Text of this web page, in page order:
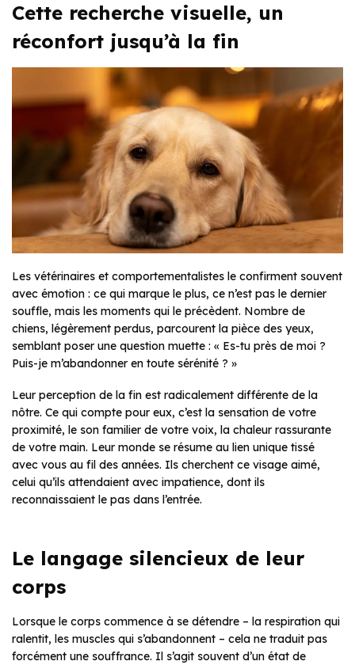
Cette recherche visuelle, un
réconfort jusqu’à la fin
Les vétérinaires et comportementalistes le confirment souvent
avec émotion : ce qui marque le plus, ce n’est pas le dernier
souffle, mais les moments qui le précèdent. Nombre de
chiens, légèrement perdus, parcourent la pièce des yeux,
semblant poser une question muette : « Es-tu près de moi ?
Puis-je m’abandonner en toute sérénité ? »
Leur perception de la fin est radicalement différente de la
nôtre. Ce qui compte pour eux, c’est la sensation de votre
proximité, le son familier de votre voix, la chaleur rassurante
de votre main. Leur monde se résume au lien unique tissé
avec vous au fil des années. Ils cherchent ce visage aimé,
celui qu’ils attendaient avec impatience, dont ils
reconnaissaient le pas dans l’entrée.
Le langage silencieux de leur
corps
Lorsque le corps commence à se détendre – la respiration qui
ralentit, les muscles qui s’abandonnent – cela ne traduit pas
forcément une souffrance. Il s’agit souvent d’un état de